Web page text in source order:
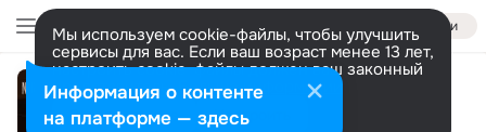
Войти
Мы используем cookie-файлы, чтобы улучшить
сервисы для вас. Если ваш возраст менее 13 лет,
настроить cookie-файлы должен ваш законный
представитель. Больше информации
Разрешить все Настроить
Tout Faire
Информация о контенте
на платформе — здесь